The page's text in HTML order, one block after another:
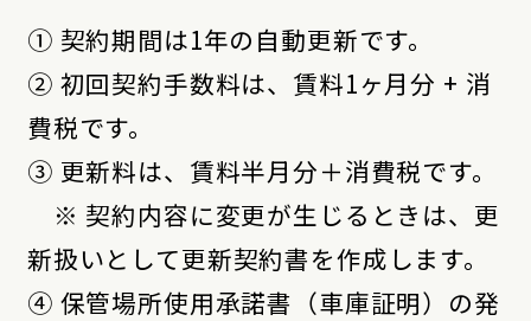
① 契約期間は1年の自動更新です。
② 初回契約手数料は、賃料1ヶ月分 + 消
費税です。
③ 更新料は、賃料半月分＋消費税です。
※ 契約内容に変更が生じるときは、更
新扱いとして更新契約書を作成します。
④ 保管場所使用承諾書（車庫証明）の発